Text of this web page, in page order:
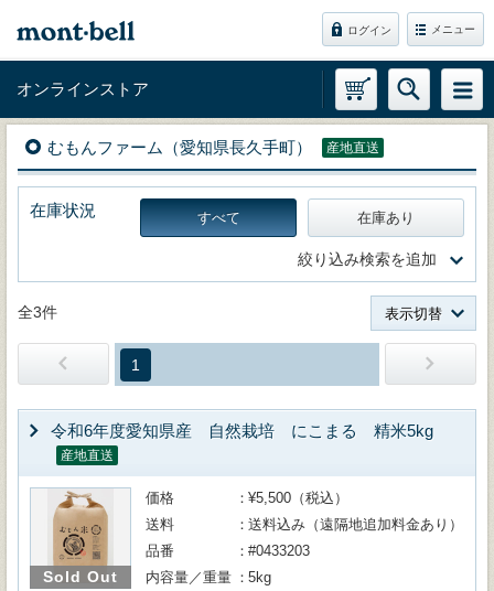
ログイン メニュー
オンラインストア
むもんファーム（愛知県長久手町） 産地直送
在庫状況 すべて 在庫あり
絞り込み検索を追加
全3件 表示切替
1
令和6年度愛知県産 自然栽培 にこまる 精米5kg
産地直送
Sold Out
価格
¥5,500（税込）
送料
送料込み（遠隔地追加料金あり）
品番
#0433203
内容量／重量
5kg